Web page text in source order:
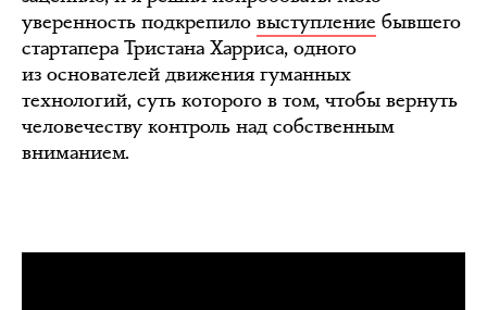
уверенность подкрепило выступление бывшего
стартапера Тристана Харриса, одного
из основателей движения гуманных
технологий, суть которого в том, чтобы вернуть
человечеству контроль над собственным
вниманием.